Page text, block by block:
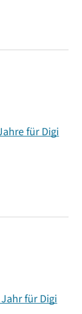
für Digi
für Digi